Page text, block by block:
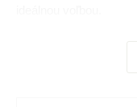
nekonečný potenciál